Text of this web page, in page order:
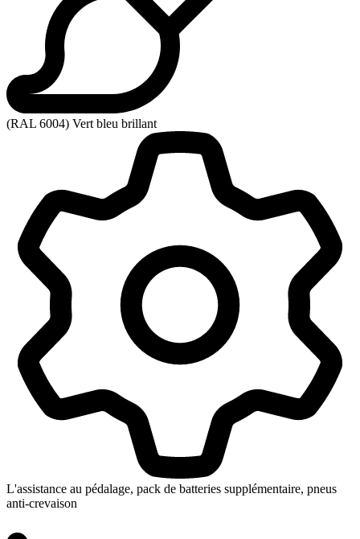
(RAL 6004) Vert bleu brillant
L'assistance au pédalage, pack de batteries supplémentaire, pneus
anti-crevaison